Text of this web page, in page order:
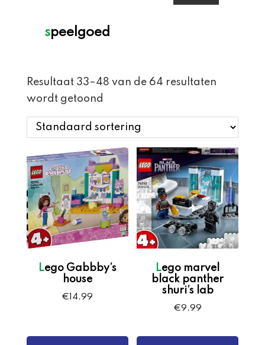
speelgoed
Resultaat 33–48 van de 64 resultaten
wordt getoond
Lego Gabbby’s
house
€14,99
Lego marvel
black panther
shuri’s lab
€9,99